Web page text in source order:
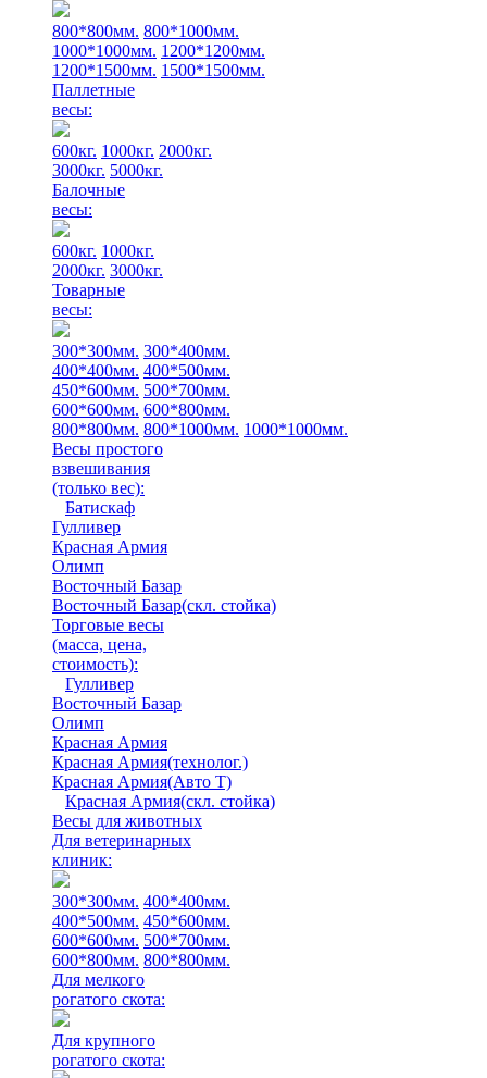
800*800мм. 800*1000мм.
1000*1000мм. 1200*1200мм.
1200*1500мм. 1500*1500мм.
Паллетные
весы:
600кг. 1000кг. 2000кг.
3000кг. 5000кг.
Балочные
весы:
600кг. 1000кг.
2000кг. 3000кг.
Товарные
весы:
300*300мм. 300*400мм.
400*400мм. 400*500мм.
450*600мм. 500*700мм.
600*600мм. 600*800мм.
800*800мм. 800*1000мм. 1000*1000мм.
Весы простого
взвешивания
(только вес):
Батискаф
Гулливер
Красная Армия
Олимп
Восточный Базар
Восточный Базар(скл. стойка)
Торговые весы
(масса, цена,
стоимость):
Гулливер
Восточный Базар
Олимп
Красная Армия
Красная Армия(технолог.)
Красная Армия(Авто Т)
Красная Армия(скл. стойка)
Весы для животных
Для ветеринарных
клиник:
300*300мм. 400*400мм.
400*500мм. 450*600мм.
600*600мм. 500*700мм.
600*800мм. 800*800мм.
Для мелкого
рогатого скота:
Для крупного
рогатого скота: